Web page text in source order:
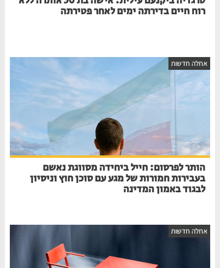
רוח חיים בדירתה ימים לאחר פטירתה
חדשות
הותר לפרסום: חייל ביחידה מסווגת נאשם
בעבירות חמורות של מגע עם סוכן חוץ וניסיון
לבגוד באמון המדינה
חדשות